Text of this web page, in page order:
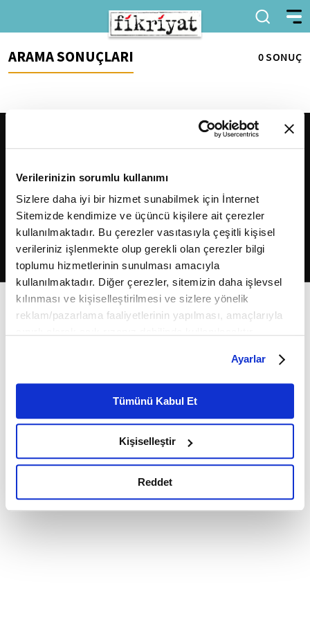
Verilerinizin sorumlu kullanımı
Sizlere daha iyi bir hizmet sunabilmek için İnternet
Sitemizde kendimize ve üçüncü kişilere ait çerezler
kullanılmaktadır. Bu çerezler vasıtasıyla çeşitli kişisel
verileriniz işlenmekte olup gerekli olan çerezler bilgi
toplumu hizmetlerinin sunulması amacıyla
kullanılmaktadır. Diğer çerezler, sitemizin daha işlevsel
kılınması ve kişiselleştirilmesi ve sizlere yönelik
reklam/pazarlama faaliyetlerinin yapılması, amaçlarıyla
belirleyebilirsiniz. Çerezlere ilişkin detaylı bilgi için
Ayarlar butonuna tıklayabilir,Çerez Bilgilendirme
Metnimizi ziyaret edebilirsiniz.
6698 sayılı Kişisel Verilerin Korunması Kanunu uyarınca
okumak ve sitemizi ziyaretiniz kapsamında
gerçekleştirilen veri işleme faaliyetleri ile ilgili daha
detaylı bilgi almak için lütfentıklayınız.
Ayarlar
Tümünü Kabul Et
Kişiselleştir
Reddet
ARAMA SONUÇLARI 0 SONUÇ
2026Fikriyat. Tüm hakları saklıdır.